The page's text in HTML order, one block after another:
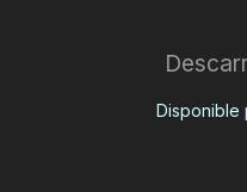
Disponible